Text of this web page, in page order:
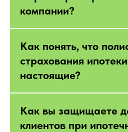
компании?
Как понять, что
страхования
настоящие?
Как вы защищаете
клиентов при